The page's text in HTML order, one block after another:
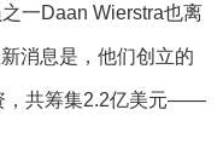
一Daan Wierstra也离
消息是，他们创立的
，共筹集2.2亿美元——